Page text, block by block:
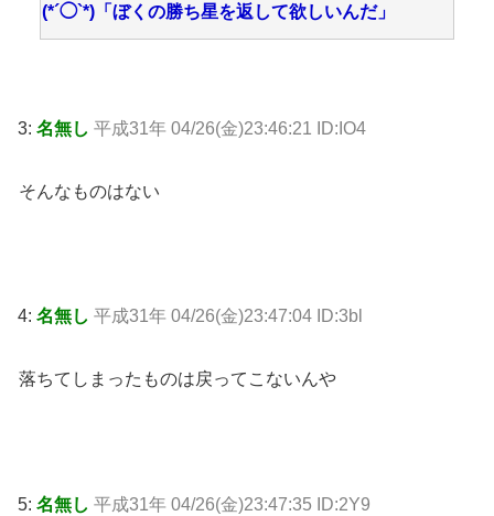
(*´◯`*)「ぼくの勝ち星を返して欲しいんだ」
3: 名無し 平成31年 04/26(金)23:46:21 ID:IO4
そんなものはない
4: 名無し 平成31年 04/26(金)23:47:04 ID:3bl
落ちてしまったものは戻ってこないんや
5: 名無し 平成31年 04/26(金)23:47:35 ID:2Y9